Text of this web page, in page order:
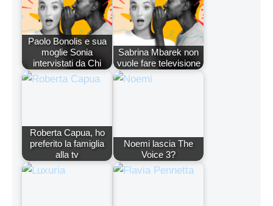
Paolo Bonolis e sua
moglie Sonia
intervistati da Chi
Sabrina Mbarek non
vuole fare televisione
Roberta Capua, ho
preferito la famiglia
alla tv
Noemi lascia The
Voice 3?